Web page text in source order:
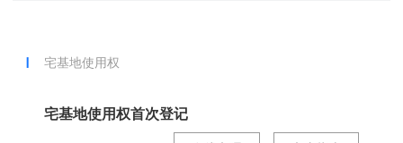
宅基地使用权
宅基地使用权首次登记